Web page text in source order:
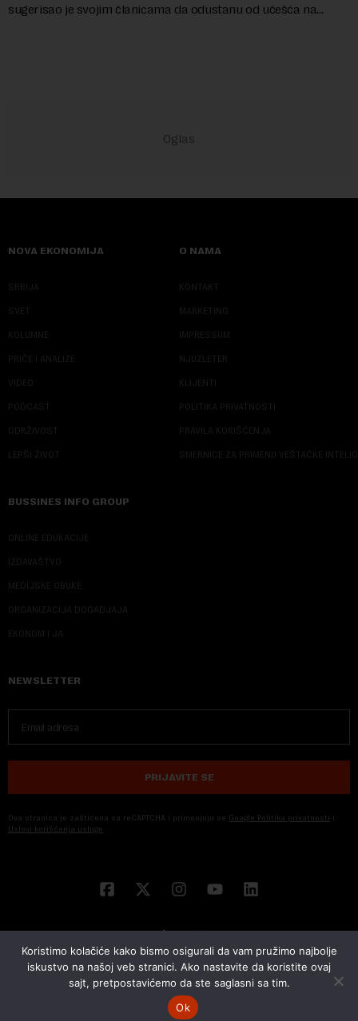
sugerisao je svojim članicama da odustanu od učešća na
NOVA EKONOMIJA
SRBIJA
SVET
KOLUMNE
PRIČE I ANALIZE
VIDEO
PODCAST
ODRŽIVOST
LEPŠI ŽIVOT
O NAMA
KONTAKT
MARKETING
IMPRESSUM
NJUZLETER
KLIJENTI
POLITIKA PRIVATNOSTI
PRAVILA KORIŠĆENJA
SMERNICE ZA PRIMENU VEŠTAČKE
BUSSINES INFO GROUP
ONLINE EDUKACIJE
IZDAVAŠTVO
MEDIJSKE OBUKE
ORGANIZACIJA DOGADJAJA
EKONOM I JA
NEWSLETTER
PRIJAVITE SE
Ova stranica je zaštićena sa reCAPTCHA i primenjuju se Google Politika privatnosti i
Uslovi korišćenja usluge
© 2026 NOVA EKONOMIJA | SVA PRAVA ZADŽANA | DEVELOPED BY
Koristimo kolačiće kako bismo osigurali da vam pružimo najbolje
iskustvo na našoj veb stranici. Ako nastavite da koristite ovaj
sajt, pretpostavićemo da ste saglasni sa tim.
Ok